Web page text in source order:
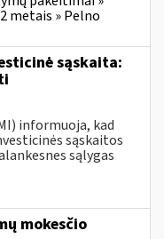
metais » Pelno
sąskaita:
informuoja, kad
sąskaitos
sąlygas
mokesčio